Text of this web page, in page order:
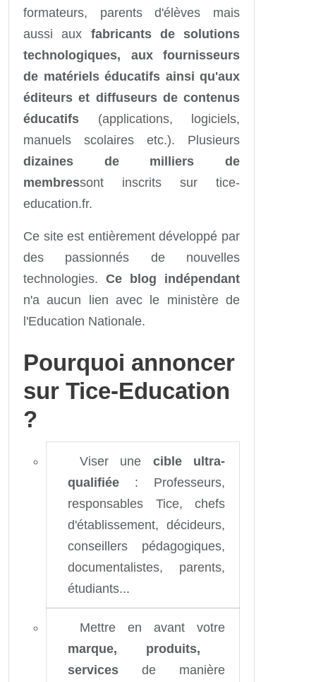
formateurs, parents d'élèves mais
aussi aux fabricants de solutions
technologiques, aux fournisseurs
de matériels éducatifs ainsi qu'aux
éditeurs et diffuseurs de contenus
éducatifs (applications, logiciels,
manuels scolaires etc.). Plusieurs
dizaines de milliers de
membressont inscrits sur tice-
education.fr.
Ce site est entièrement développé par
des passionnés de nouvelles
technologies. Ce blog indépendant
n'a aucun lien avec le ministère de
l'Education Nationale.
Pourquoi annoncer
sur Tice-Education
?
Viser une cible ultra-
qualifiée : Professeurs,
responsables Tice, chefs
d'établissement, décideurs,
conseillers pédagogiques,
documentalistes, parents,
étudiants...
Mettre en avant votre
marque, produits,
services de manière